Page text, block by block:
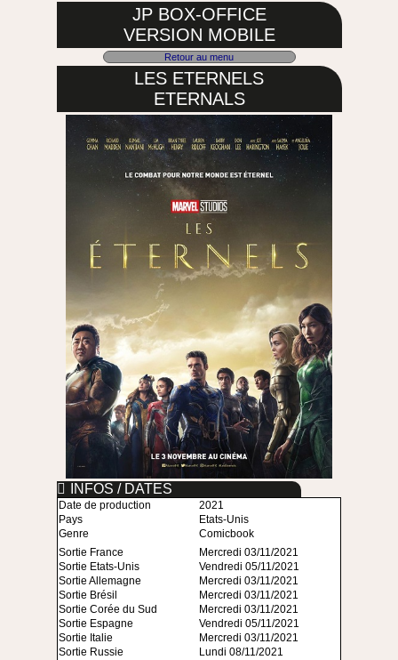
JP BOX-OFFICE
VERSION MOBILE
Retour au menu
LES ETERNELS
ETERNALS
INFOS / DATES
Date de production
2021
Pays
Etats-Unis
Genre
Comicbook
Sortie France
Mercredi 03/11/2021
Sortie Etats-Unis
Vendredi 05/11/2021
Sortie Allemagne
Mercredi 03/11/2021
Sortie Brésil
Mercredi 03/11/2021
Sortie Corée du Sud
Mercredi 03/11/2021
Sortie Espagne
Vendredi 05/11/2021
Sortie Italie
Mercredi 03/11/2021
Sortie Russie
Lundi 08/11/2021